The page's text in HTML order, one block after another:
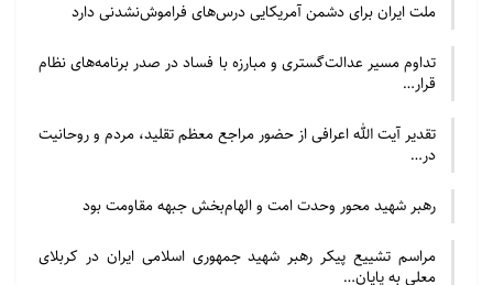
رسانه‌های آنلاین نیز عمدتاً در اختیار DPG Media،
Mediahuis و RTL Nederland هستند.
در آلمان، بسیاری از روزنامه‌های محلی به دلیل دیجیتالی
شدن و کاهش تعداد خوانندگان، دفاتر خود را تعطیل
کرده‌اند و انتظار می‌رود که این روند ادامه یابد. در
مجارستان، تمرکز مالکیت رسانه‌ای به اوج رسیده است؛
جایی که بنیاد رسانه‌ای Kesma که تحت کنترل نزدیکان
ملت ایران برای دشمن آمریکایی درس‌های فراموش‌نشدنی دارد
تداوم مسیر عدالت‌گستری و مبارزه با فساد در صدر برنامه‌های نظام
قرار…
تقدیر آیت الله اعرافی از حضور مراجع معظم تقلید، مردم و روحانیت
در…
رهبر شهید محور وحدت امت و الهام‌بخش جبهه مقاومت بود
مراسم تشییع پیکر رهبر شهید جمهوری اسلامی ایران در کربلای
معلی به پایان…